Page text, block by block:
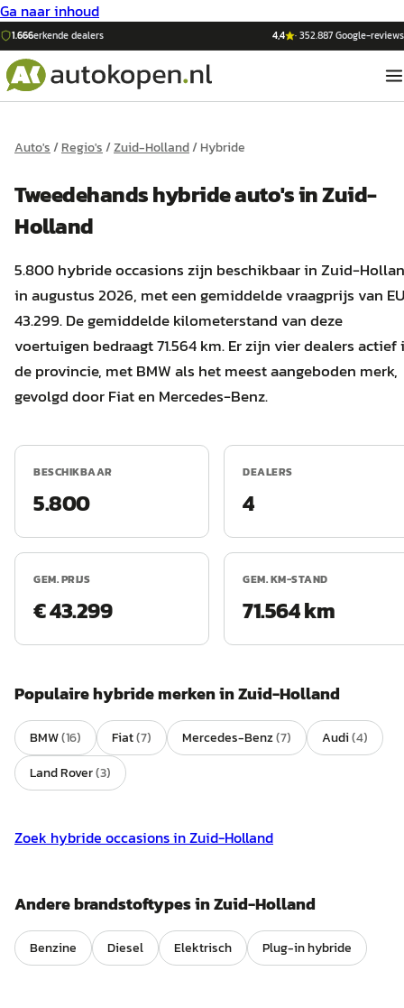
Ga naar inhoud
1.666erkende dealers 4,4 ·352.887Google-reviews
Auto's/Regio's/Zuid-Holland/Hybride
Tweedehandshybrideauto'sinZuid-
Holland
5.800 hybride occasions zijn beschikbaar in Zuid-
in augustus 2026, met een gemiddelde vraagprijs van
43.299. De gemiddelde kilometerstand van deze
voertuigen bedraagt 71.564 km. Er zijn vier dealers actief
de provincie, met BMW als het meest aangeboden merk,
gevolgd door Fiat en Mercedes-Benz.
BESCHIKBAAR
5.800
DEALERS
4
GEM. PRIJS
€ 43.299
GEM. KM-STAND
71.564 km
Populairehybridemerken inZuid-Holland
BMW(16) Fiat(7) Mercedes-Benz(7) Audi(4)
Land Rover(3)
Zoek hybride occasions inZuid-Holland
Andere brandstoftypes inZuid-Holland
Benzine Diesel Elektrisch Plug-in hybride